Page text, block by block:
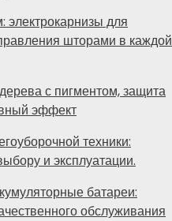
электрокарнизы для
шторами в каждой
с пигментом, защита
эффект
техники:
и эксплуатации.
батареи:
обслуживания